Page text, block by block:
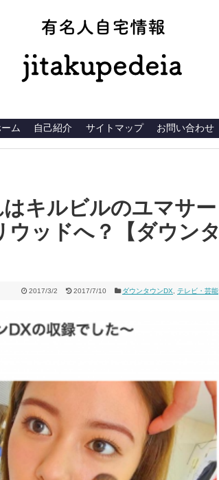
ム 自己紹介 サイトマップ お問い合わせ
キルビルのユマサー
ッドへ？【ダウンタ
2017/3/2 2017/7/10 ダウンタウンDX, テレビ・芸能